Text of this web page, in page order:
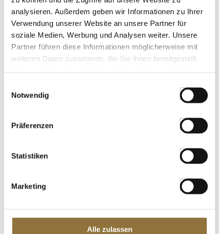
analysieren. Außerdem geben wir Informationen zu Ihrer
Verwendung unserer Website an unsere Partner für
soziale Medien, Werbung und Analysen weiter. Unsere
Partner führen diese Informationen möglicherweise mit
weiteren Daten zusammen, die Sie ihnen bereitgestellt
Notwendig
Präferenzen
Statistiken
Marketing
Alle zulassen
KENNZEICHNUNGEN U. SPEZIFIKATIONEN
€ 64,95
St.
€ 16,99
St.